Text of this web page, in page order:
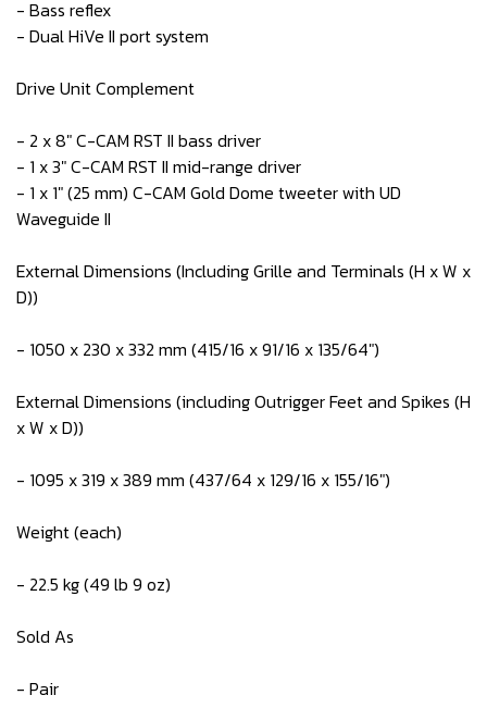
- Bass reflex
- Dual HiVe II port system
Drive Unit Complement
- 2 x 8" C-CAM RST II bass driver
- 1 x 3" C-CAM RST II mid-range driver
- 1 x 1" (25 mm) C-CAM Gold Dome tweeter with UD
Waveguide II
External Dimensions (Including Grille and Terminals (H x W x
D))
- 1050 x 230 x 332 mm (415/16 x 91/16 x 135/64")
External Dimensions (including Outrigger Feet and Spikes (H
x W x D))
- 1095 x 319 x 389 mm (437/64 x 129/16 x 155/16")
Weight (each)
- 22.5 kg (49 lb 9 oz)
Sold As
- Pair